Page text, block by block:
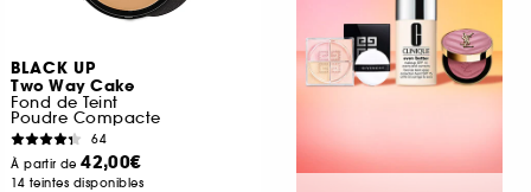
BLACK UP
Two Way Cake
Fond de Teint
Poudre Compacte
64
À partir de42,00€
14 teintes disponibles